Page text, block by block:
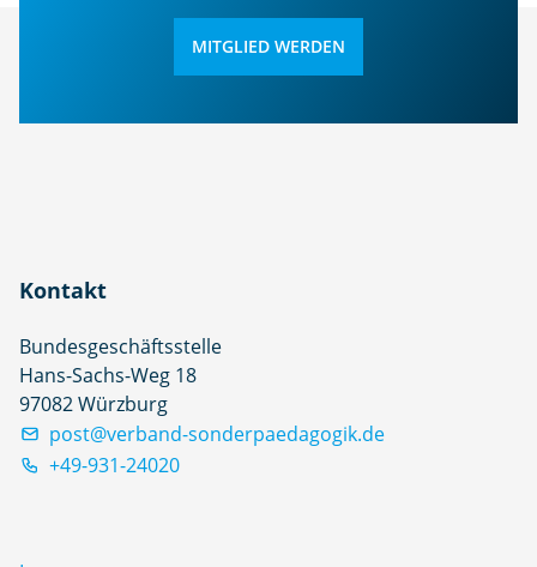
MITGLIED WERDEN
Kontakt
Bundesgeschäftsstelle
Hans-Sachs-Weg 18
97082 Würzburg
post@verband-sonderpaedagogik.de
+49-931-24020